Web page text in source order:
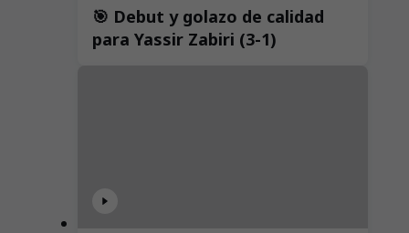
🎯 Debut y golazo de calidad
para Yassir Zabiri (3-1)